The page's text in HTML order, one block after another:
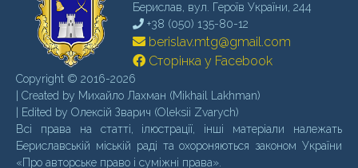
Бериcлав, вул. Героїв України, 244
+38 (050) 135-80-12
berislav.mtg@gmail.com
Сторінка у Facebook
Copyright © 2016-2026
| Created by Михайло Лахман (Mikhail Lakhman)
| Edited by Олексій Зварич (Oleksii Zvarych)
Всі права на статті, ілюстрації, інші матеріали належать
Бериславській міській раді та охороняються законом України
«Про авторське право і суміжні права».